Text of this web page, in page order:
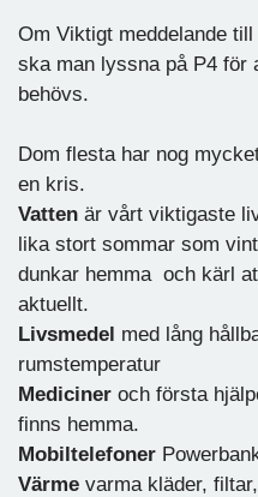
Om Viktigt meddelande
ska man lyssna på P4 för
behövs.
Dom flesta har nog
en kris.
Vatten är vårt viktigaste
lika stort sommar som
dunkar hemma och kärl
aktuellt.
Livsmedel med lång
rumstemperatur
Mediciner och första
finns hemma.
Mobiltelefoner
Värme varma kläder,